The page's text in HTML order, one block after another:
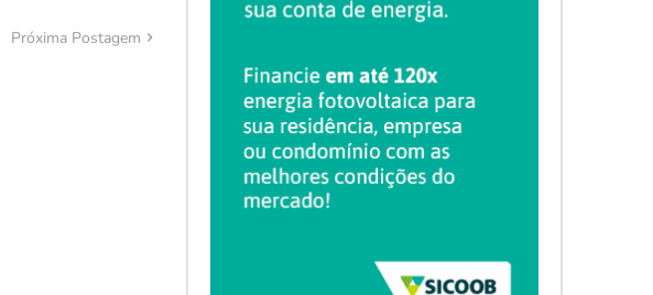
Próxima Postagem